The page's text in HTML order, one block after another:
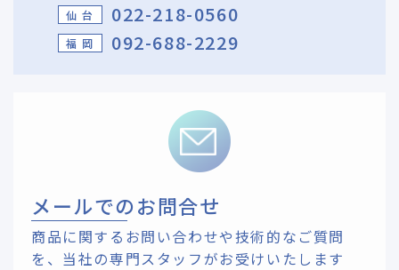
仙 台 022-218-0560
福 岡 092-688-2229
メールでのお問合せ
商品に関するお問い合わせや技術的なご質問
を、 当社の専門スタッフがお受けいたします